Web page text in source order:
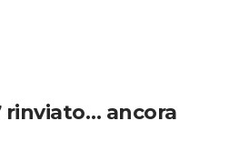
rinviato… ancora